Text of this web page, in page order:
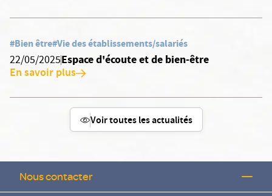
#Bien être#Vie des établissements/salariés
22/05/2025Espace d'écoute et de bien-être
En savoir plus
Voir toutes les actualités
Nous contacter